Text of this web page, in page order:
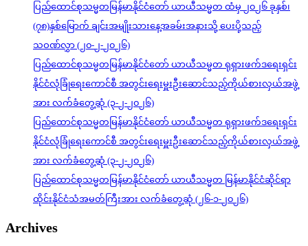
ပြည်ထောင်စုသမ္မတမြန်မာနိုင်ငံတော် ယာယီသမ္မတ ထံမှ ၂၀၂၆ ခုနှစ်၊
(၇၈)နှစ်မြောက် ချင်းအမျိုးသားနေ့အခမ်းအနားသို့ ပေးပို့သည့်
သဝဏ်လွှာ (၂၀-၂-၂၀၂၆)
ပြည်ထောင်စုသမ္မတမြန်မာနိုင်ငံတော် ယာယီသမ္မတ ရုရှားဖက်ဒရေးရှင်း
နိုင်ငံလုံခြုံရေးကောင်စီ အတွင်းရေးမှူးဦးဆောင်သည့်ကိုယ်စားလှယ်အဖွဲ့
အား လက်ခံတွေ့ဆုံ (၃-၂-၂၀၂၆)
ပြည်ထောင်စုသမ္မတမြန်မာနိုင်ငံတော် ယာယီသမ္မတ ရုရှားဖက်ဒရေးရှင်း
နိုင်ငံလုံခြုံရေးကောင်စီ အတွင်းရေးမှူးဦးဆောင်သည့်ကိုယ်စားလှယ်အဖွဲ့
အား လက်ခံတွေ့ဆုံ (၃-၂-၂၀၂၆)
ပြည်ထောင်စုသမ္မတမြန်မာနိုင်ငံတော် ယာယီသမ္မတ မြန်မာနိုင်ငံဆိုင်ရာ
ထိုင်းနိုင်ငံသံအမတ်ကြီးအား လက်ခံတွေ့ဆုံ (၂၆-၁-၂၀၂၆)
Archives